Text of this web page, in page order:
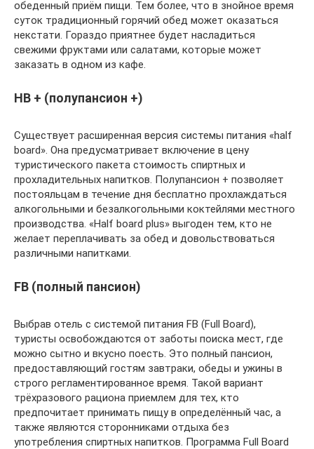
обеденный приём пищи. Тем более, что в знойное время
суток традиционный горячий обед может оказаться
некстати. Гораздо приятнее будет насладиться
свежими фруктами или салатами, которые может
заказать в одном из кафе.
HB + (полупансион +)
Существует расширенная версия системы питания «half
board». Она предусматривает включение в цену
туристического пакета стоимость спиртных и
прохладительных напитков. Полупансион + позволяет
постояльцам в течение дня бесплатно прохлаждаться
алкогольными и безалкогольными коктейлями местного
производства. «Half board plus» выгоден тем, кто не
желает переплачивать за обед и довольствоваться
различными напитками.
FB (полный пансион)
Выбрав отель с системой питания FB (Full Board),
туристы освобождаются от заботы поиска мест, где
можно сытно и вкусно поесть. Это полный пансион,
предоставляющий гостям завтраки, обеды и ужины в
строго регламентированное время. Такой вариант
трёхразового рациона приемлем для тех, кто
предпочитает принимать пищу в определённый час, а
также являются сторонниками отдыха без
употребления спиртных напитков. Программа Full Board